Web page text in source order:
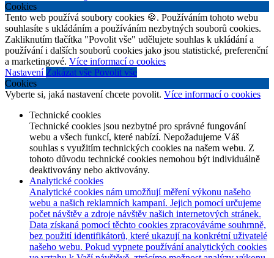
Cookies
Tento web používá soubory cookies 🍪. Používáním tohoto webu
souhlasíte s ukládáním a používáním nezbytných souborů cookies.
Zakliknutím tlačítka "Povolit vše" udělujete souhlas k ukládání a
používání i dalších souborů cookies jako jsou statistické, preferenční
a marketingové. Více informací o cookies
Nastavení Zakázat vše Povolit vše
Cookies
Vyberte si, jaká nastavení chcete povolit. Více informací o cookies
Technické cookies
Technické cookies jsou nezbytné pro správné fungování
webu a všech funkcí, které nabízí. Nepožadujeme Váš
souhlas s využitím technických cookies na našem webu. Z
tohoto důvodu technické cookies nemohou být individuálně
deaktivovány nebo aktivovány.
Analytické cookies
Analytické cookies nám umožňují měření výkonu našeho
webu a našich reklamních kampaní. Jejich pomocí určujeme
počet návštěv a zdroje návštěv našich internetových stránek.
Data získaná pomocí těchto cookies zpracováváme souhrnně,
bez použití identifikátorů, které ukazují na konkrétní uživatelé
našeho webu. Pokud vypnete používání analytických cookies